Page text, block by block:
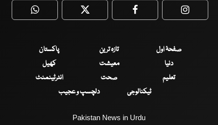
WhatsApp Twitter Facebook
صفحۂ اول تازہ ترین
پاکستان
دنیا
معیشت
کھیل
تعلیم
صحت
انٹرٹینمنٹ
ٹیکنالوجی
دلچسپ و عجیب
Pakistan News in Urdu